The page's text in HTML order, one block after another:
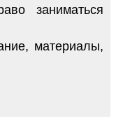
заниматься
материалы,